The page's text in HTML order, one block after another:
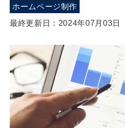
ホームページ制作
最終更新日：2024年07月03日